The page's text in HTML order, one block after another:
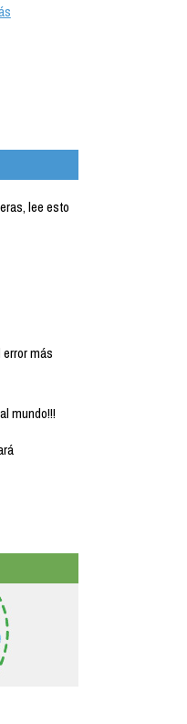
lee esto
más
mundo!!!